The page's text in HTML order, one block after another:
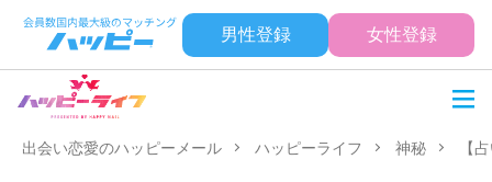
男性登録 女性登録
出会い恋愛のハッピーメール ハッピーライフ 神秘 【